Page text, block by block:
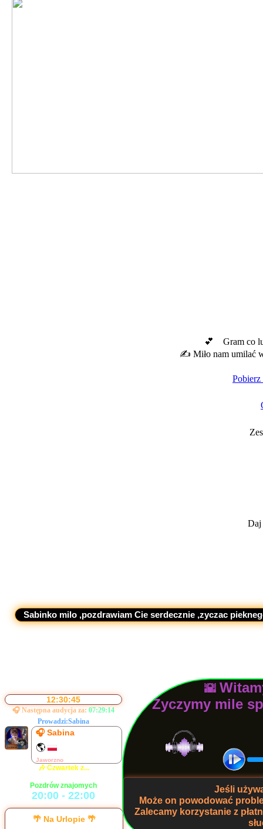
💕 Gram co
✍️ Miło nam umilać
Daj
milo ,pozdrawiam Cie serdecznie ,zyczac pieknego
12:30:46
🎧 Następna audycja za: 07:29:13
Prowadzi:Sabina
Jaworzno
🎶 Czwartek z...
Pozdrów znajomych
20:00 - 22:00
🎧 Hajmacik
🌎
Cały Świat
🎶 Autopilot
Miłego słuchania
22:00 - 24:00
🌴 Na Urlopie 🌴
🌇
Życzymy mile
Jeśli
Może on powodować
Zalecamy korzystanie z